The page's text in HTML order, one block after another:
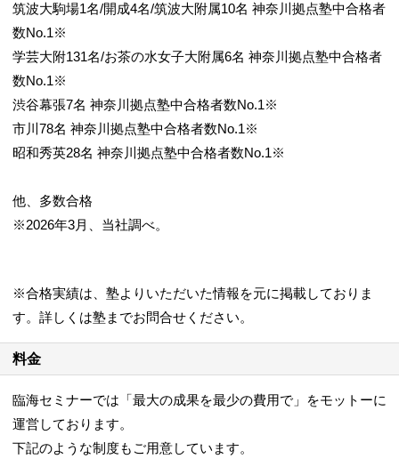
筑波大駒場1名/開成4名/筑波大附属10名 神奈川拠点塾中合格者
数No.1※
学芸大附131名/お茶の水女子大附属6名 神奈川拠点塾中合格者
数No.1※
渋谷幕張7名 神奈川拠点塾中合格者数No.1※
市川78名 神奈川拠点塾中合格者数No.1※
昭和秀英28名 神奈川拠点塾中合格者数No.1※
他、多数合格
※2026年3月、当社調べ。
※合格実績は、塾よりいただいた情報を元に掲載しておりま
す。詳しくは塾までお問合せください。
料金
臨海セミナーでは「最大の成果を最少の費用で」をモットーに
運営しております。
下記のような制度もご用意しています。